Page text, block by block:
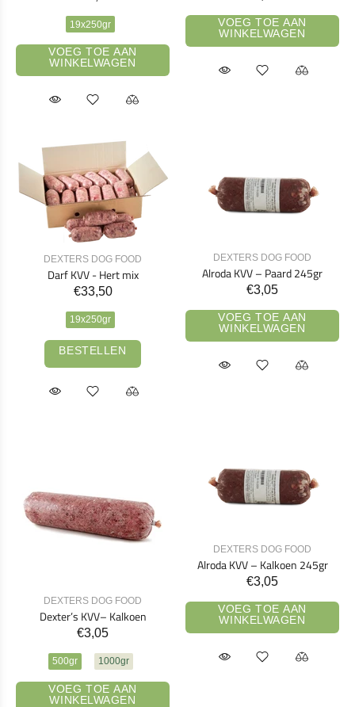
19x250gr
VOEG TOE AAN
WINKELWAGEN
VOEG TOE AAN
WINKELWAGEN
DEXTERS DOG FOOD
Darf KVV - Hert mix
€33,50
19x250gr
BESTELLEN
DEXTERS DOG FOOD
Alroda KVV – Paard 245gr
€3,05
VOEG TOE AAN
WINKELWAGEN
DEXTERS DOG FOOD
Dexter’s KVV– Kalkoen
€3,05
500gr 1000gr
VOEG TOE AAN
WINKELWAGEN
DEXTERS DOG FOOD
Alroda KVV – Kalkoen 245gr
€3,05
VOEG TOE AAN
WINKELWAGEN